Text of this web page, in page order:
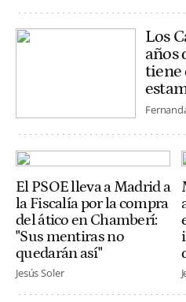
Los
años
tiene
El PSOE lleva a Madrid a
la Fiscalía por la compra
del ático en Chamberí:
"Sus mentiras no
quedarán así"
Jesús Soler